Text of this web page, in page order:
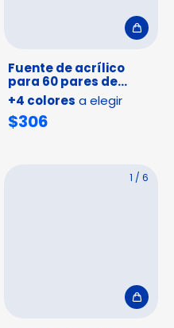
Fuente de acrílico
para 60 pares de
arracada
+4 colores a elegir
$306
1 / 6